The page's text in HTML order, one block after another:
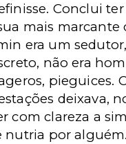
Conclui ter
mais marcante
era um
não era
pieguices.
deixava,
com clareza a
nutria por